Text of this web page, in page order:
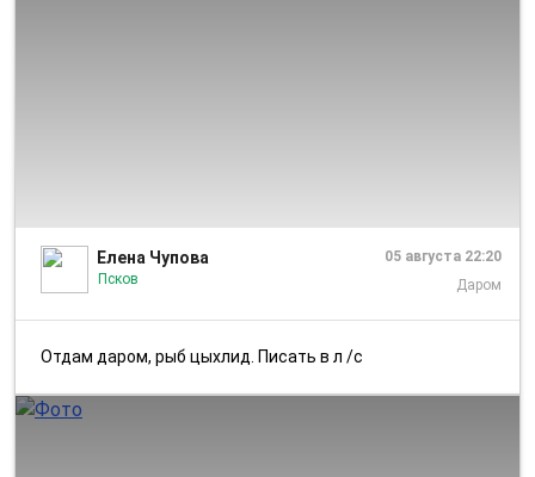
Елена Чупова
Псков
05 августа 22:20
Даром
Отдам даром, рыб цыхлид. Писать в л /с